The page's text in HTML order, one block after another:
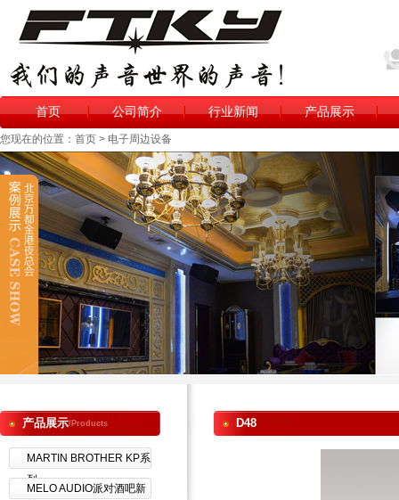
首页 公司简介 行业新闻 产品展示
您现在的位置：首页 > 电子周边设备
产品展示/Products
MARTIN BROTHER KP系
列
MELO AUDIO派对酒吧新
D48